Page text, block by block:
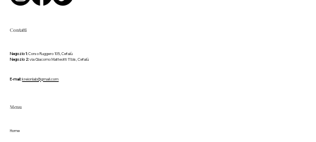
Contatti
Negozio 1:Corso Ruggero 105, Cefalù
Negozio 2:via Giacomo Matteotti 11 bis, Cefalù
E-mail: kreionlab@gmail.com
Menu
Home